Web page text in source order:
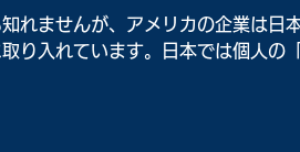
れませんが、アメリカの企業は日
り入れています。日本では個人の